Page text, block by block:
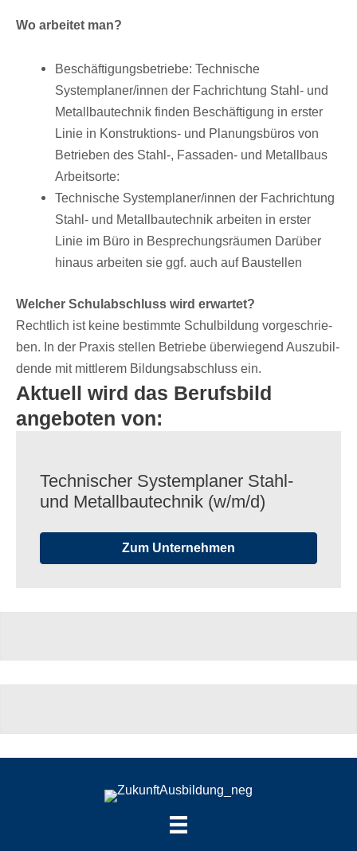
Wo arbei­tet man?
Beschäf­ti­gungs­be­triebe: Tech­ni­sche
Systemplaner/​innen der Fach­rich­tung Stahl- und
Metall­bau­tech­nik finden Beschäf­ti­gung in erster
Linie in Konstruk­ti­ons- und Planungs­bü­ros von
Betrie­ben des Stahl-, Fassa­den- und Metall­baus
Arbeitsorte:
Tech­ni­sche Systemplaner/​innen der Fach­rich­tung
Stahl- und Metall­bau­tech­nik arbei­ten in erster
Linie im Büro in Bespre­chungs­räu­men Darüber
hinaus arbei­ten sie ggf. auch auf Baustellen
Welcher Schul­ab­schluss wird erwartet?
Recht­lich ist keine bestimmte Schul­bil­dung vorge­schrie­
ben. In der Praxis stel­len Betriebe über­wie­gend Auszu­bil­
dende mit mitt­le­rem Bildungs­ab­schluss ein.
Aktuell wird das Berufsbild
angeboten von:
Tech­ni­scher System­pla­ner Stahl-
und Metall­bau­tech­nik (w/​m/​d)
Zum Unternehmen